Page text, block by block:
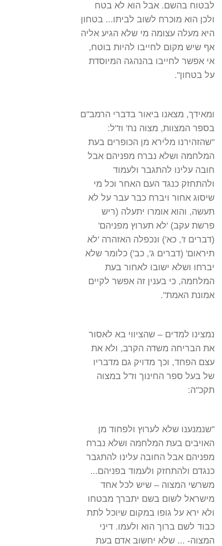
לבטוח בהשם. אבל הוא לא בטח
ולכן הוא מוכרח לשוב לביתו... בטחון
היא מעלה עצומה מי שלא הגיע אליה
אף שיש מקום לחייבו להיות בוטח,
אי אפשר לחייבו בהנהגה המיוסדת
על בטחון".
ומאידך, מצאנו ביאור בדברי הרמב"ם
בספר המצוות, מצוה נח' וז"ל:
"שהזהירנו מלירא מן הכופרים בעת
המלחמה ושלא נברח מפניהם אבל
חובה עלינו להתגבר ולעמוד
ולהתחזק כנגד העם האחר וכל מי
שיסוג אחור ויברח כבר עבר על לא
תעשה, והוא אומרו יתעלה (ריש
פרשת עקב) 'לא תערוץ מפניהם'
(דברים ז', כא') ונכפלה האזהרה 'לא
תיראום' (דברים ג', כב') כלומר שלא
יברחו ושלא ישובו לאחור בעת
המלחמה, כי בענין זה אפשר לקיים
אמונת האמת".
נמצינו למדים – שהציווי בא לאסור
את הבריחה משדה הקרב, ולא את
עצם הפחד, וכך מדויק גם מדבריו
של בעל ספר החינוך וז"ל במצוה
תקכ"ה:
"שנמנענו שלא לערוץ ולפחוד מן
האויבים בעת המלחמה ושלא נברח
מפניהם אבל החובה עלינו להתגבר
כנגדם ולהתחזק ולעמוד בפניהם...
משרשי המצוה – שיש לכל אחד
מישראל לשום בשם יתברך מבטחו
ולא ירא על גופו במקום שיוכל לתת
כבוד לשם ברוך הוא ולעמו. דיני
המצוה- ... שלא יחשוב אדם בעת